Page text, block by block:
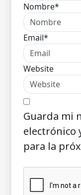
Nombre*
Email*
Website
Guarda mi
electrónico
para la